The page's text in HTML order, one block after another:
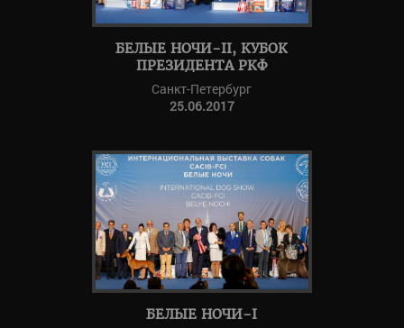
БЕЛЫЕ НОЧИ-II, КУБОК
ПРЕЗИДЕНТА РКФ
Санкт-Петербург
25.06.2017
БЕЛЫЕ НОЧИ-I